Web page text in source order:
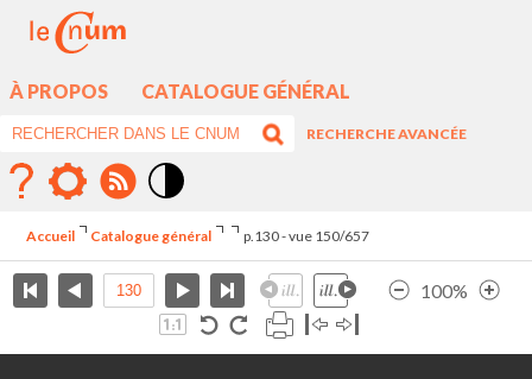
À PROPOS CATALOGUE GÉNÉRAL
RECHERCHE AVANCÉE
élévé
Accueil Catalogue général p.130 - vue 150/657
100%